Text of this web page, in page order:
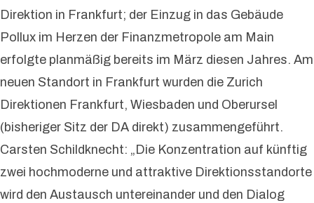
Direktion in Frankfurt; der Einzug in das Gebäude
Pollux im Herzen der Finanzmetropole am Main
erfolgte planmäßig bereits im März diesen Jahres. Am
neuen Standort in Frankfurt wurden die Zurich
Direktionen Frankfurt, Wiesbaden und Oberursel
(bisheriger Sitz der DA direkt) zusammengeführt.
Carsten Schildknecht: „Die Konzentration auf künftig
zwei hochmoderne und attraktive Direktionsstandorte
wird den Austausch untereinander und den Dialog